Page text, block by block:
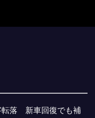
転落 新車回復でも補